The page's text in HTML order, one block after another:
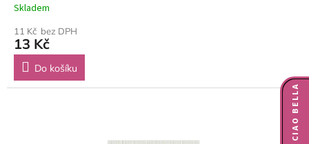
Skladem
11 Kč bez DPH
13 Kč
Do košíku